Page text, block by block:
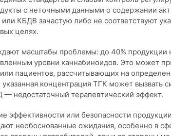
с неточными данными о содержании
КБДВ зачастую либо не соответствуют
целях.
масштабы проблемы: до 40% продукции
уровни каннабиноидов. Это может
пациентов, рассчитывающих на
концентрация ТГК может вызвать
недостаточный терапевтический эффект.
эффективности или безопасности
необоснованные ожидания, особенно в